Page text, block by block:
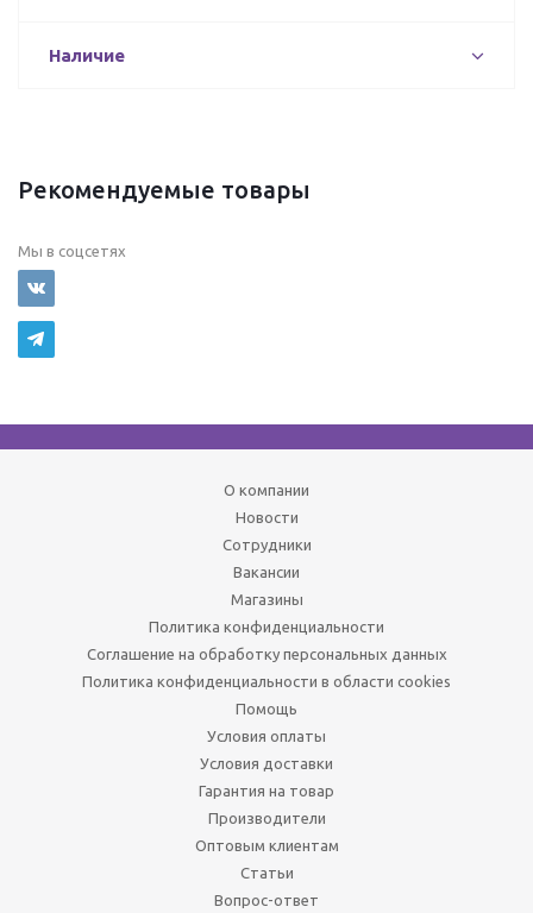
Наличие
Рекомендуемые товары
Мы в соцсетях
О компании
Новости
Сотрудники
Вакансии
Магазины
Политика конфиденциальности
Соглашение на обработку персональных данных
Политика конфиденциальности в области cookies
Помощь
Условия оплаты
Условия доставки
Гарантия на товар
Производители
Оптовым клиентам
Статьи
Вопрос-ответ